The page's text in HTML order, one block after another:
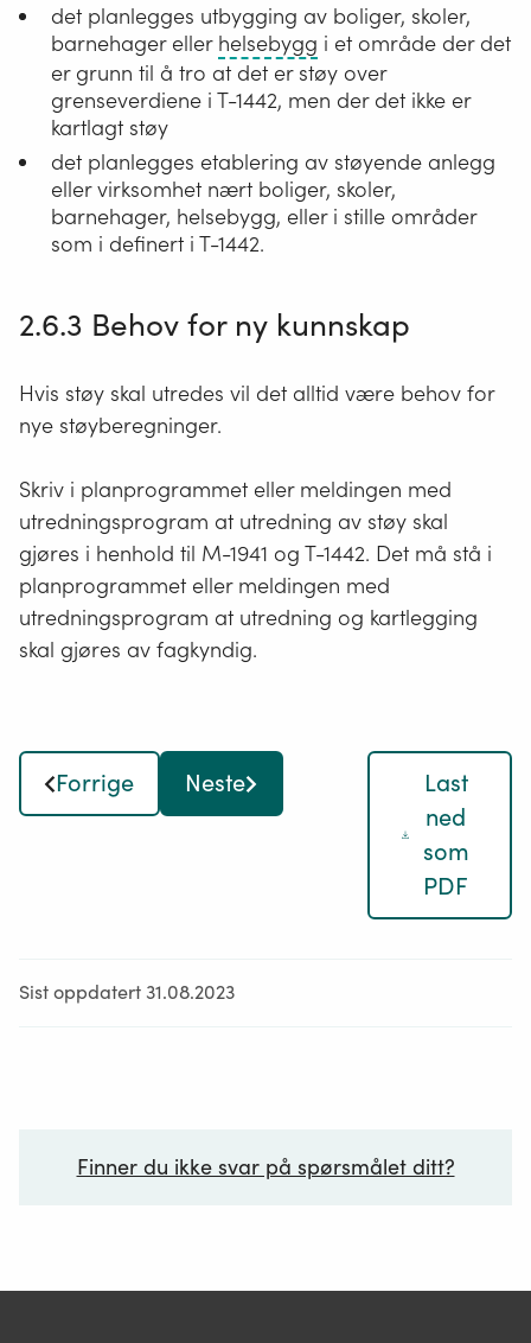
skole)
og
barnehager.
og
fly-
og
det planlegges utbygging av boliger, skoler,
barnehager eller helsebygg Sykehus,
helsehus,
omsorgsboliger,
Med
helsebygg
for
helsebygg
med
som
om
langtidsopphold
i
institusjon
fra
kommunen.
i et område der det
er grunn til å tro at det er støy over
grenseverdiene i T-1442, men der det ikke er
kartlagt støy
det planlegges etablering av støyende anlegg
eller virksomhet nært boliger, skoler,
barnehager, helsebygg, eller i stille områder
som i definert i T-1442.
2.6.3 Behov for ny kunnskap
Hvis støy skal utredes vil det alltid være behov for
nye støyberegninger.
Skriv i planprogrammet eller meldingen med
utredningsprogram at utredning av støy skal
gjøres i henhold til M-1941 og T-1442. Det må stå i
planprogrammet eller meldingen med
utredningsprogram at utredning og kartlegging
skal gjøres av fagkyndig.
Forrige Neste
Last
ned
som
PDF
Sist oppdatert 31.08.2023
Finner du ikke svar på spørsmålet ditt?